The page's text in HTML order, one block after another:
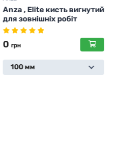
Anza , Гнучкий стальний
шпатель , 100мм
0 грн